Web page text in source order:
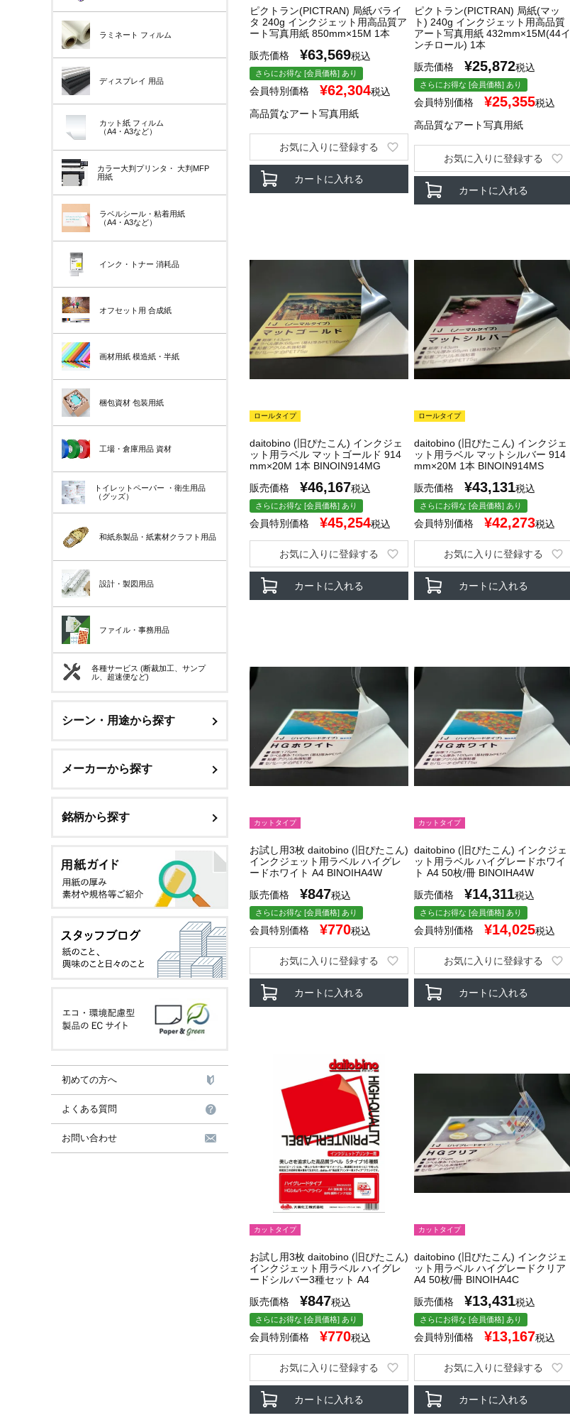
ラミネート フィルム
ディスプレイ 用品
カット紙 フィルム
（A4・A3など）
カラー大判プリンタ・ 大判MFP
用紙
ラベルシール・粘着用紙
（A4・A3など）
インク・トナー 消耗品
オフセット用 合成紙
画材用紙 模造紙・半紙
梱包資材 包装用紙
工場・倉庫用品 資材
トイレットペーパー ・衛生用品
（グッズ）
和紙糸製品・紙素材クラフト用品
設計・製図用品
ファイル・事務用品
各種サービス (断裁加工、サンプ
ル、超速便など)
シーン・用途から探す
メーカーから探す
銘柄から探す
初めての方へ
よくある質問
お問い合わせ
ピクトラン(PICTRAN) 局紙バライ
タ 240g インクジェット用高品質ア
ート写真用紙 850mm×15M 1本
販売価格
¥63,569税込
さらにお得な [会員価格] あり
会員特別価格 ¥62,304税込
高品質なアート写真用紙
カートに入れる
お気に入りに登録する
ピクトラン(PICTRAN) 局紙(マッ
ト) 240g インクジェット用高品質
アート写真用紙 432mm×15M(44イ
ンチロール) 1本
販売価格
¥25,872税込
さらにお得な [会員価格] あり
会員特別価格 ¥25,355税込
高品質なアート写真用紙
カートに入れる
お気に入りに登録する
ロールタイプ
daitobino (旧ぴたこん) インクジェ
ット用ラベル マットゴールド 914
mm×20M 1本 BINOIN914MG
販売価格
¥46,167税込
さらにお得な [会員価格] あり
会員特別価格 ¥45,254税込
カートに入れる
お気に入りに登録する
ロールタイプ
daitobino (旧ぴたこん) インクジェ
ット用ラベル マットシルバー 914
mm×20M 1本 BINOIN914MS
販売価格
¥43,131税込
さらにお得な [会員価格] あり
会員特別価格 ¥42,273税込
カートに入れる
お気に入りに登録する
カットタイプ
お試し用3枚 daitobino (旧ぴたこん)
インクジェット用ラベル ハイグレ
ードホワイト A4 BINOIHA4W
販売価格
¥847税込
さらにお得な [会員価格] あり
会員特別価格 ¥770税込
カートに入れる
お気に入りに登録する
カットタイプ
daitobino (旧ぴたこん) インクジェ
ット用ラベル ハイグレードホワイ
ト A4 50枚/冊 BINOIHA4W
販売価格
¥14,311税込
さらにお得な [会員価格] あり
会員特別価格 ¥14,025税込
カートに入れる
お気に入りに登録する
カットタイプ
お試し用3枚 daitobino (旧ぴたこん)
インクジェット用ラベル ハイグレ
ードシルバー3種セット A4
販売価格
¥847税込
さらにお得な [会員価格] あり
会員特別価格 ¥770税込
カートに入れる
お気に入りに登録する
カットタイプ
daitobino (旧ぴたこん) インクジェ
ット用ラベル ハイグレードクリア
A4 50枚/冊 BINOIHA4C
販売価格
¥13,431税込
さらにお得な [会員価格] あり
会員特別価格 ¥13,167税込
カートに入れる
お気に入りに登録する